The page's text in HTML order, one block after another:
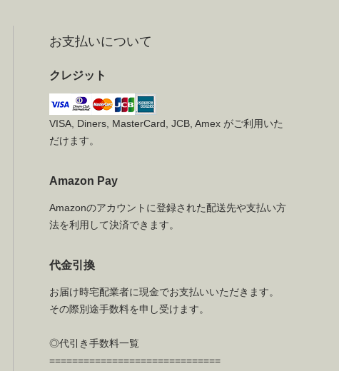
お支払いについて
クレジット
VISA, Diners, MasterCard, JCB, Amex がご利用いた
だけます。
Amazon Pay
Amazonのアカウントに登録された配送先や支払い方
法を利用して決済できます。
代金引換
お届け時宅配業者に現金でお支払いいただきます。
その際別途手数料を申し受けます。
◎代引き手数料一覧
==============================